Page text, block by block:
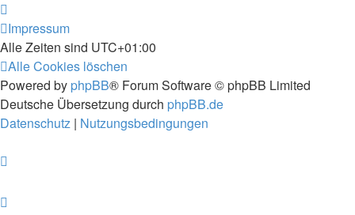
Impressum
Alle Zeiten sind UTC+01:00
Alle Cookies löschen
Powered by phpBB® Forum Software © phpBB Limited
Deutsche Übersetzung durch phpBB.de
Datenschutz | Nutzungsbedingungen